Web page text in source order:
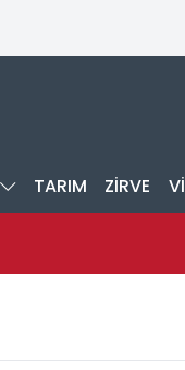
TARIM ZİRVE